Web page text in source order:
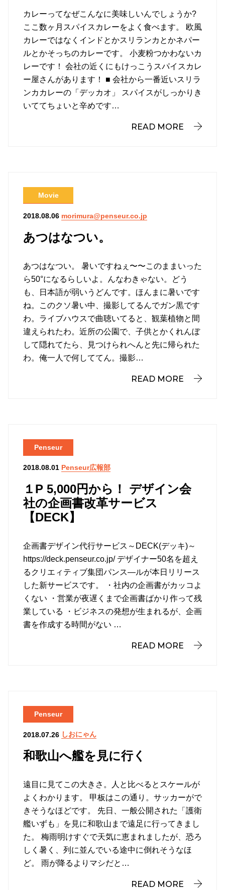
カレーってなぜこんなに美味しいんでしょうか?
ここ数ヶ月スパイスカレーをよく食べます。 欧風
カレーではなくインドとかスリランカとかネパー
ルとかそっちのカレーです。 小麦粉つかわないカ
レーです！ 会社の近くにもけっこうスパイスカレ
ー屋さんがあります！ ■ 会社から一番近いスリラ
ンカカレーの「デッカオ」 スパイスがしっかりき
いててちょいと辛めです…
READ MORE
あつはなつい。
Movie
2018.08.06 morimura@penseur.co.jp
あつはなつい。 暑いですねぇ〜〜このままいった
ら50°になるらしいよ。んなわきゃない。どう
も、日本語が弱いうどんです。ほんまに暑いです
ね。このクソ暑い中、撮影してるんでガン黒です
わ。ライブハウスで曲聴いてると、観葉植物と間
違えられたわ。近所の公園で、子供とかくれんぼ
して隠れてたら、見つけられへんと先に帰られた
わ。俺一人で何しててん。撮影…
READ MORE
１P 5,000円から！ デザイン会
社の企画書改革サービス
【DECK】
Penseur
2018.08.01 Penseur広報部
企画書デザイン代行サービス～DECK(デッキ)～
https://deck.penseur.co.jp/ デザイナー50名を超え
るクリエィティブ集団パンス―ルが本日リリース
した新サービスです。 ・社内の企画書がカッコよ
くない ・営業が夜遅くまで企画書ばかり作って残
業している ・ビジネスの発想が生まれるが、企画
書を作成する時間がない …
READ MORE
和歌山へ艦を見に行く
Penseur
2018.07.26 しおにゃん
遠目に見てこの大きさ。人と比べるとスケールが
よくわかります。 甲板はこの通り。サッカーがで
きそうなほどです。 先日、一般公開された「護衛
艦いずも」を見に和歌山まで遠足に行ってきまし
た。 梅雨明けすぐで天気に恵まれましたが、恐ろ
しく暑く、列に並んでいる途中に倒れそうなほ
ど。 雨が降るよりマシだと…
READ MORE